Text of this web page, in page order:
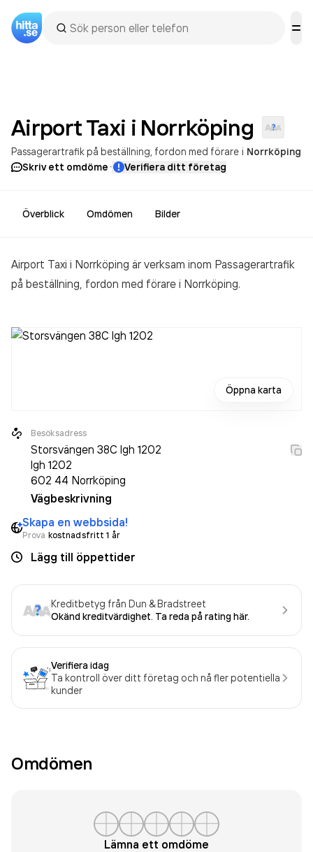
Airport Taxi i Norrköping
Passagerartrafik på beställning, fordon med förare i Norrköping
Skriv ett omdöme· Verifiera ditt företag
Överblick Omdömen Bilder
Airport Taxi i Norrköping är verksam inom Passagerartrafik
på beställning, fordon med förare i Norrköping.
Öppna karta
Besöksadress
Storsvängen 38C lgh 1202
lgh 1202
602 44 Norrköping
Vägbeskrivning
Skapa en webbsida!
Prova kostnadsfritt 1 år
Lägg till öppettider
Kreditbetyg från Dun & Bradstreet
Okänd kreditvärdighet. Ta reda på rating här.
Verifiera idag
Ta kontroll över ditt företag och nå fler potentiella
kunder
Omdömen
Lämna ett omdöme